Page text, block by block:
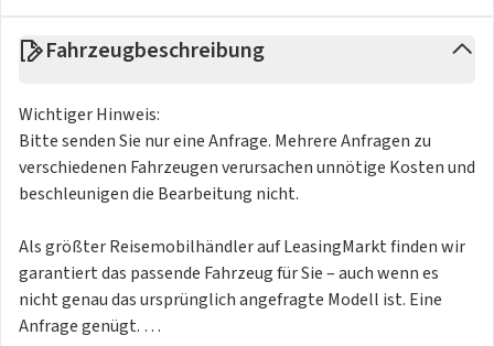
Fahrzeugbeschreibung
Wichtiger Hinweis:
Bitte senden Sie nur eine Anfrage. Mehrere Anfragen zu
verschiedenen Fahrzeugen verursachen unnötige Kosten und
beschleunigen die Bearbeitung nicht.
Als größter Reisemobilhändler auf LeasingMarkt finden wir
garantiert das passende Fahrzeug für Sie – auch wenn es
nicht genau das ursprünglich angefragte Modell ist. Eine
Anfrage genügt.